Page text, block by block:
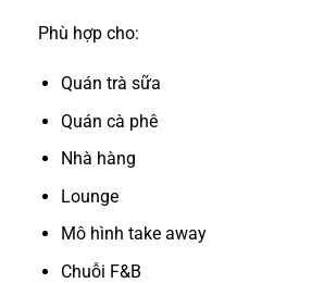
Phù hợp cho:
Quán trà sữa
Quán cà phê
Nhà hàng
Lounge
Mô hình take away
Chuỗi F&B